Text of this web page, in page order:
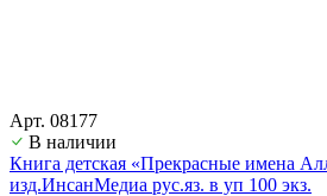
Арт. 08177
В наличии
Книга детская «Прекрасные имена
изд.ИнсанМедиа рус.яз. в уп 100 экз.